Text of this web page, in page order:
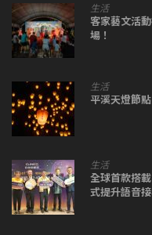
生活
客家藝文活
場！
生活
平溪天燈節
生活
全球首款搭
式提升語音